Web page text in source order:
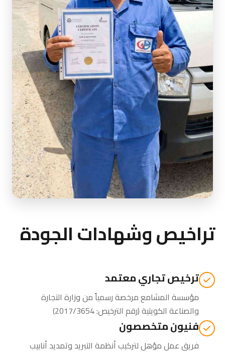
تراخيص وشهادات الجودة
ترخيص تجاري معتمد
مؤسسة المشامع مرخصة رسمياً منوزارة التجارة
والصناعة الكويتية(رقم الترخيص: 2017/3654)
فنيون متخصصون
فريق عمل مؤهل لتركيب أنظمة التبريد وتمديد أنابيب